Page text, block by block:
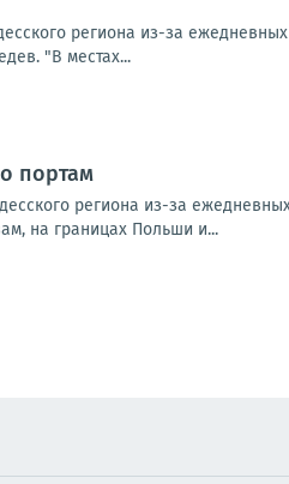
региона из-за
"В местах...
портам
региона из-за
на границах Польши и...